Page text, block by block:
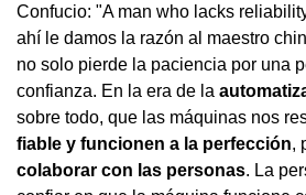
Confucio: "A man who lacks
ahí le damos la razón al maestro
no solo pierde la paciencia por una
confianza. En la era de la
sobre todo, que las máquinas nos
fiable y funcionen a la perfección,
colaborar con las personas. La